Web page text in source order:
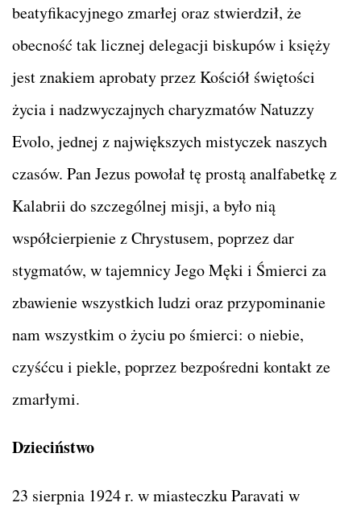
beatyfikacyjnego zmarłej oraz stwierdził, że
obecność tak licznej delegacji biskupów i księży
jest znakiem aprobaty przez Kościół świętości
życia i nadzwyczajnych charyzmatów Natuzzy
Evolo, jednej z największych mistyczek naszych
czasów. Pan Jezus powołał tę prostą analfabetkę z
Kalabrii do szczególnej misji, a było nią
współcierpienie z Chrystusem, poprzez dar
stygmatów, w tajemnicy Jego Męki i Śmierci za
zbawienie wszystkich ludzi oraz przypominanie
nam wszystkim o życiu po śmierci: o niebie,
czyśćcu i piekle, poprzez bezpośredni kontakt ze
zmarłymi.
Dzieciństwo
23 sierpnia 1924 r. w miasteczku Paravati w